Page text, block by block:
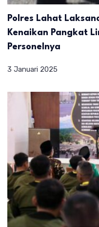
Polres Lahat
Kenaikan Pangkat
Personelnya
3 Januari 2025